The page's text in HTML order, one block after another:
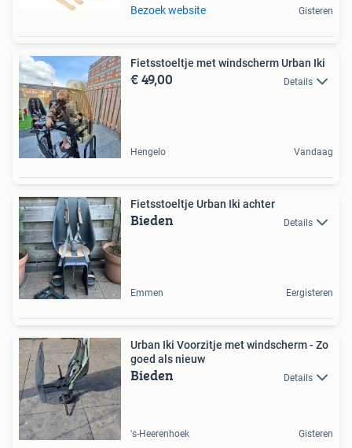
Bezoek website Gisteren
Fietsstoeltje met windscherm Urban Iki
€ 49,00 Details
Hengelo Vandaag
Fietsstoeltje Urban Iki achter
Bieden Details
Emmen Eergisteren
Urban Iki Voorzitje met windscherm - Zo
goed als nieuw
Bieden Details
's-Heerenhoek Gisteren